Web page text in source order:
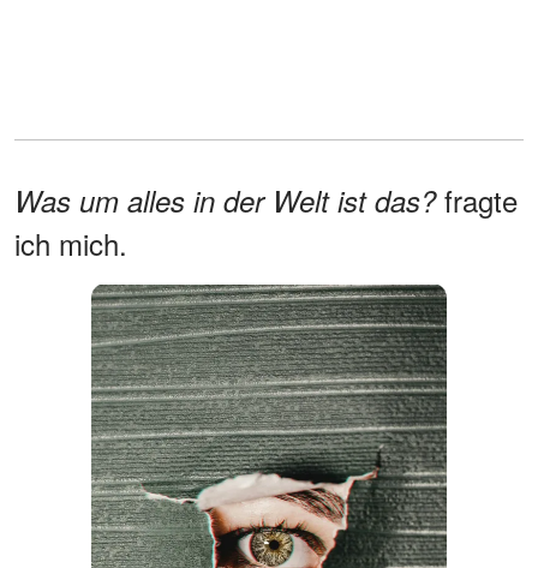
Was um alles in der Welt ist das?fragte
ich mich.